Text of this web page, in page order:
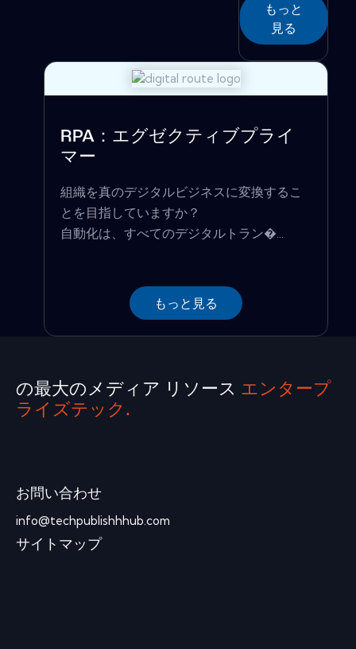
もっと
見る
RPA：エグゼクティブプライ
マー
組織を真のデジタルビジネスに変換するこ
とを目指していますか？
自動化は、すべてのデジタルトラン�...
もっと見る
の最大のメディア リソース エンタープ
ライズテック.
お問い合わせ
info@techpublishhhub.com
サイトマップ